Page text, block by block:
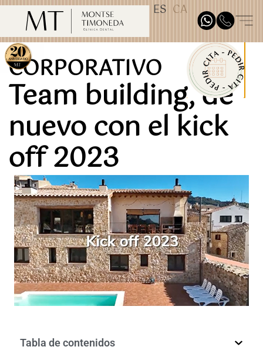
TEST31887 ES CA
CORPORATIVO
Team building, de
nuevo con el kick
off 2023
Tabla de contenidos